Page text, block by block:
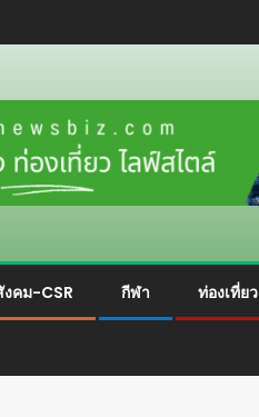
งคม-CSR กีฬา ท่องเที่ยว